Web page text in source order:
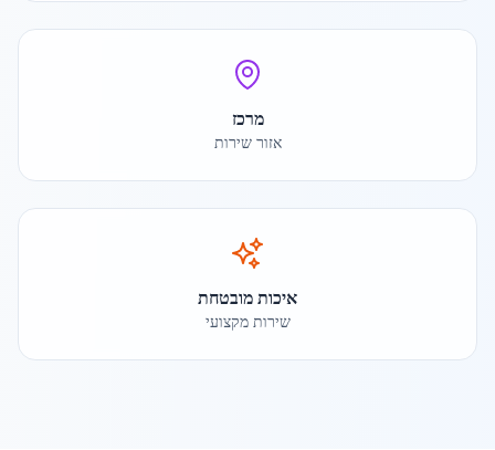
מרכז
אזור שירות
איכות מובטחת
שירות מקצועי